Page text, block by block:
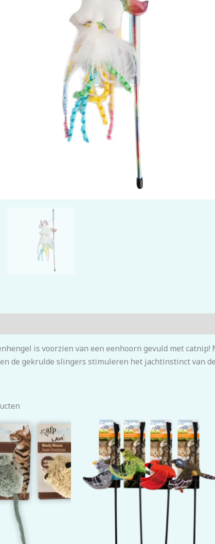
is voorzien van een eenhoorn gevuld met
de gekrulde slingers stimuleren het jachtinstinct van